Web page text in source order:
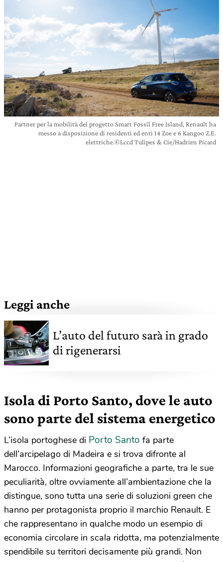
Partner per la mobilità del progetto Smart Fossil Free Island, Renault ha
messo a disposizione di residenti ed enti 14 Zoe e 6 Kangoo Z.E.
elettriche.©Lccd Tulipes & Cie/Hadrien Picard
Leggi anche
L’auto del futuro sarà in grado
di rigenerarsi
Isola di Porto Santo, dove le auto
sono parte del sistema energetico
L’isola portoghese di Porto Santo fa parte
dell’arcipelago di Madeira e si trova difronte al
Marocco. Informazioni geografiche a parte, tra le sue
peculiarità, oltre ovviamente all’ambientazione che la
distingue, sono tutta una serie di soluzioni green che
hanno per protagonista proprio il marchio Renault. E
che rappresentano in qualche modo un esempio di
economia circolare in scala ridotta, ma potenzialmente
spendibile su territori decisamente più grandi. Non